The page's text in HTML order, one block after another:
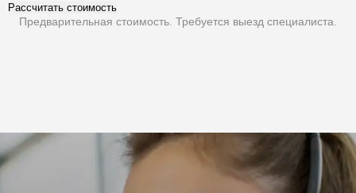
Рассчитать стоимость
Предварительная стоимость. Требуется выезд специалиста.